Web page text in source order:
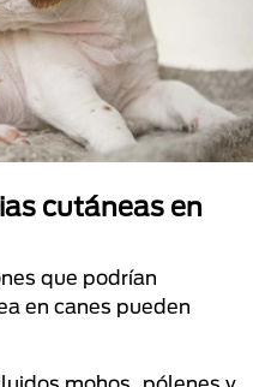
cutáneas en
que podrían
en canes pueden
mohos, pólenes y